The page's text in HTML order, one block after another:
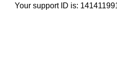
Your support ID is: